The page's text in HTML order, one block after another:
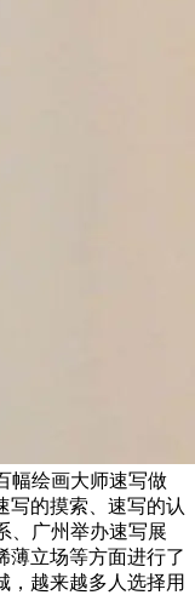
幅绘画大师速写做
写的摸索、速写的认
、广州举办速写展
薄立场等方面进行了
，越来越多人选择用